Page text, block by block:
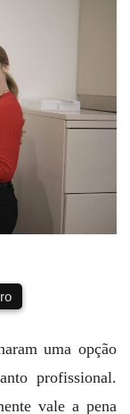
uma opção
profissional.
vale a pena